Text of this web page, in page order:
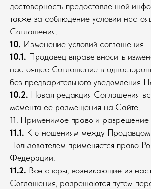
достоверность предоставленной
также за соблюдение условий
Соглашения.
10. Изменение условий соглашения
10.1. Продавец вправе вносить
настоящее Соглашение в
без предварительного уведомления
10.2. Новая редакция Соглашения
момента ее размещения на Сайте.
11. Применимое право и разрешение
11.1. К отношениям между
Пользователем применяется право
Федерации.
11.2. Все споры, возникающие из
Соглашения, разрешаются путем